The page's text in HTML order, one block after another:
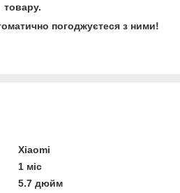
товару.
погоджуєтеся з ними!
Xiaomi
1 міс
5.7 дюйм